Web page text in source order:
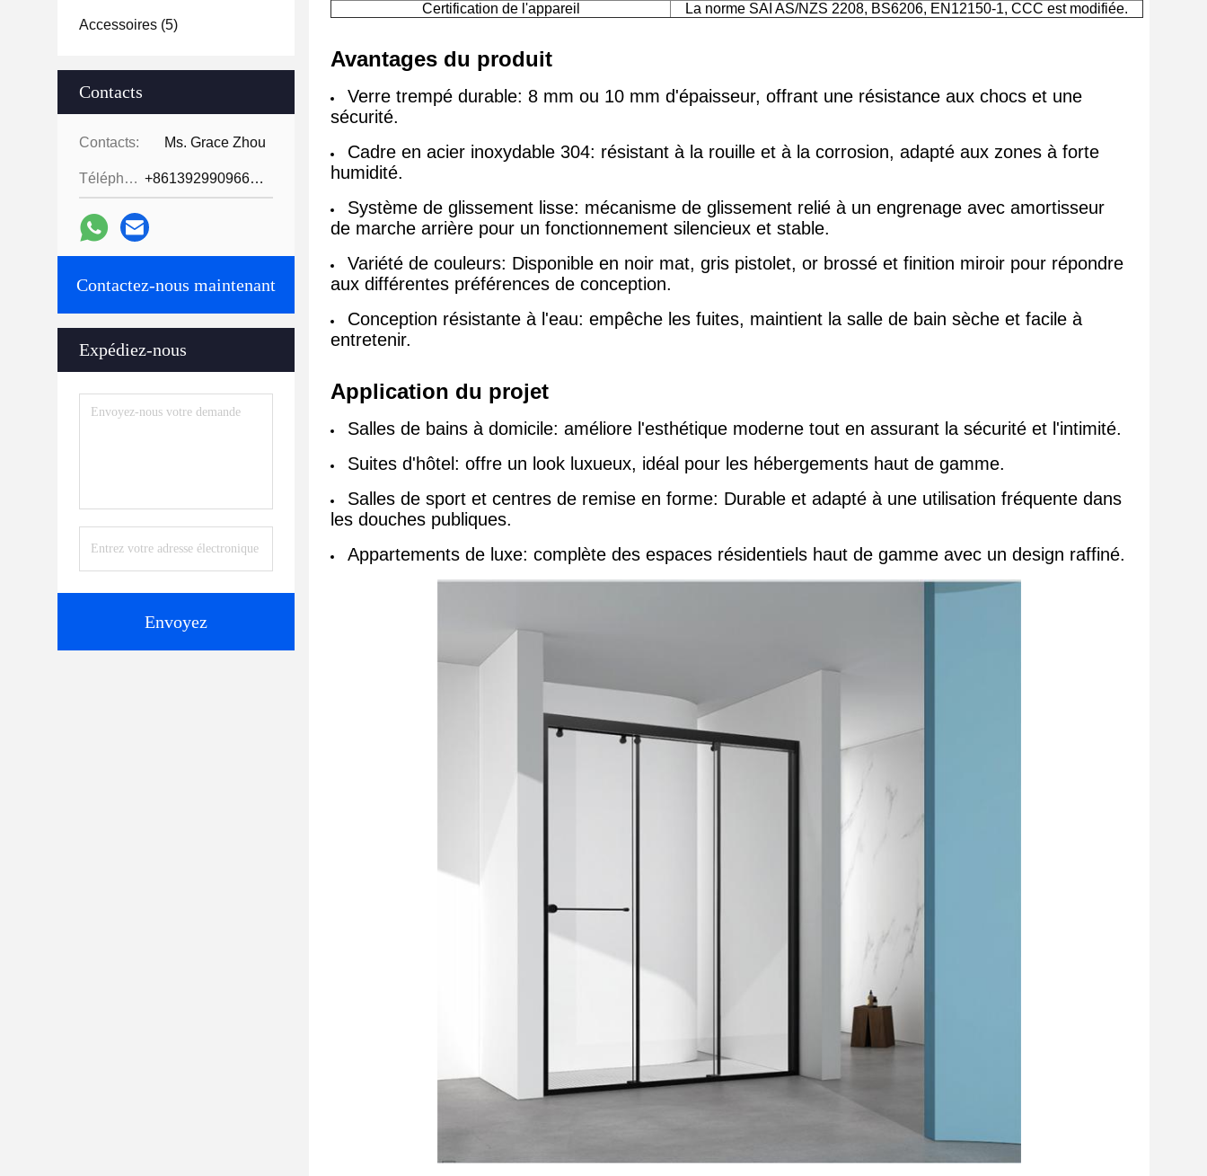
Accessoires (5)
Contacts
Contacts: Ms. Grace Zhou
Téléphone: +8613929909663--13690711186
Contactez-nous maintenant
Expédiez-nous
Envoyez
Certification de l'appareil
La norme SAI AS/NZS 2208, BS6206, EN12150-1, CCC est modifiée.
Avantages du produit
Verre trempé durable: 8 mm ou 10 mm d'épaisseur, offrant une résistance aux chocs et une
sécurité.
Cadre en acier inoxydable 304: résistant à la rouille et à la corrosion, adapté aux zones à forte
humidité.
Système de glissement lisse: mécanisme de glissement relié à un engrenage avec amortisseur
de marche arrière pour un fonctionnement silencieux et stable.
Variété de couleurs: Disponible en noir mat, gris pistolet, or brossé et finition miroir pour répondre
aux différentes préférences de conception.
Conception résistante à l'eau: empêche les fuites, maintient la salle de bain sèche et facile à
entretenir.
Application du projet
Salles de bains à domicile: améliore l'esthétique moderne tout en assurant la sécurité et l'intimité.
Suites d'hôtel: offre un look luxueux, idéal pour les hébergements haut de gamme.
Salles de sport et centres de remise en forme: Durable et adapté à une utilisation fréquente dans
les douches publiques.
Appartements de luxe: complète des espaces résidentiels haut de gamme avec un design raffiné.